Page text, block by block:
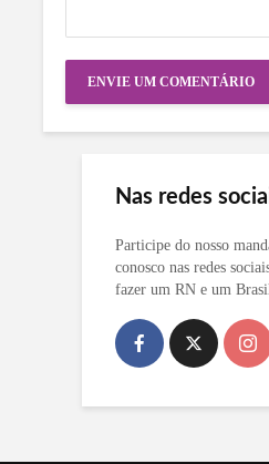
Nas redes
Participe do nosso
conosco nas redes
fazer um RN e um